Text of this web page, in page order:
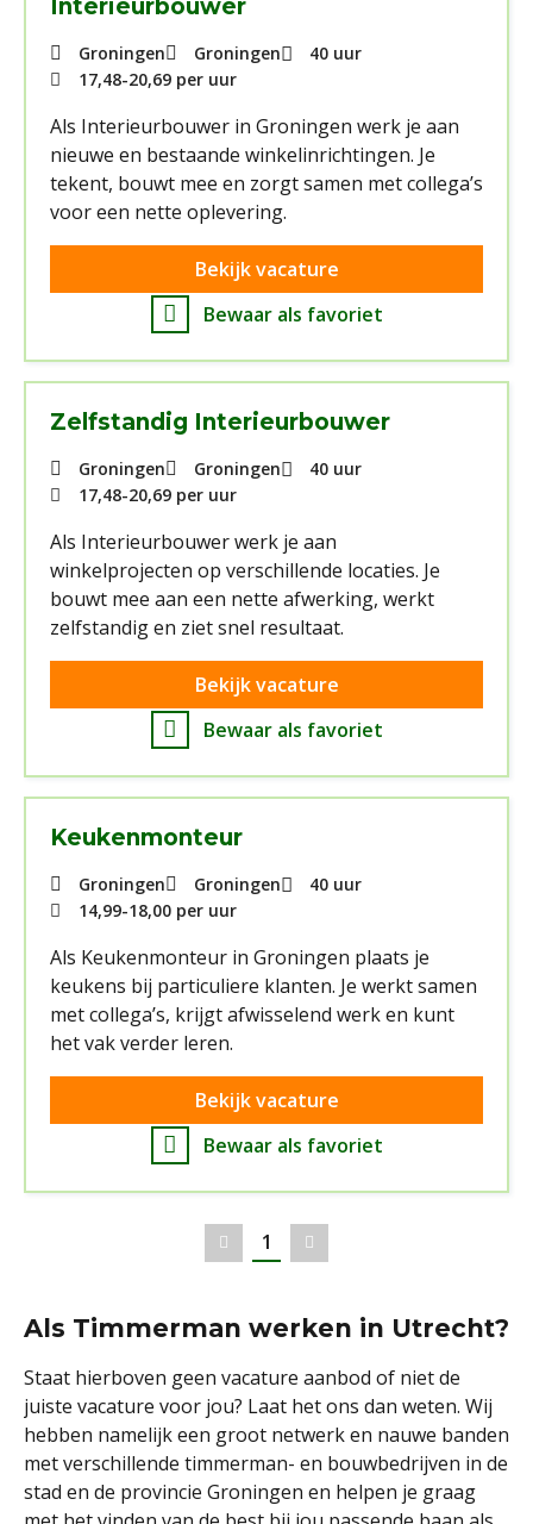
Interieurbouwer
Groningen Groningen
40 uur
17,48-20,69 per uur
Als Interieurbouwer in Groningen werk je aan
nieuwe en bestaande winkelinrichtingen. Je
tekent, bouwt mee en zorgt samen met collega’s
voor een nette oplevering.
Bekijk vacature
Bewaar als favoriet
Zelfstandig Interieurbouwer
Groningen Groningen
40 uur
17,48-20,69 per uur
Als Interieurbouwer werk je aan
winkelprojecten op verschillende locaties. Je
bouwt mee aan een nette afwerking, werkt
zelfstandig en ziet snel resultaat.
Bekijk vacature
Bewaar als favoriet
Keukenmonteur
Groningen Groningen
40 uur
14,99-18,00 per uur
Als Keukenmonteur in Groningen plaats je
keukens bij particuliere klanten. Je werkt samen
met collega’s, krijgt afwisselend werk en kunt
het vak verder leren.
Bekijk vacature
Bewaar als favoriet
Vorige
1
Als Timmerman werken in Utrecht?
Staat hierboven geen vacature aanbod of niet de
juiste vacature voor jou? Laat het ons dan weten. Wij
hebben namelijk een groot netwerk en nauwe banden
met verschillende timmerman- en bouwbedrijven in de
stad en de provincie Groningen en helpen je graag